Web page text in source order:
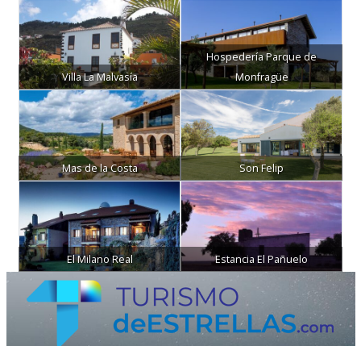
Villa La Malvasía
Hospedería Parque de
Monfragüe
Mas de la Costa Son Felip
El Milano Real Estancia El Pañuelo